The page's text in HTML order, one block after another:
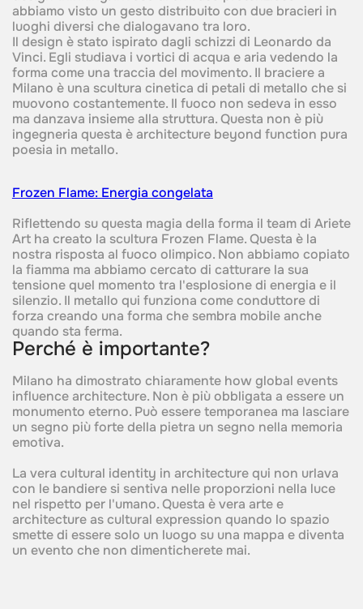
abbiamo visto un gesto distribuito con due bracieri in
luoghi diversi che dialogavano tra loro.
Il design è stato ispirato dagli schizzi di Leonardo da
Vinci. Egli studiava i vortici di acqua e aria vedendo la
forma come una traccia del movimento. Il braciere a
Milano è una scultura cinetica di petali di metallo che si
muovono costantemente. Il fuoco non sedeva in esso
ma danzava insieme alla struttura. Questa non è più
ingegneria questa è architecture beyond function pura
poesia in metallo.
Frozen Flame: Energia congelata
Riflettendo su questa magia della forma il team di Ariete
Art ha creato la scultura Frozen Flame. Questa è la
nostra risposta al fuoco olimpico. Non abbiamo copiato
la fiamma ma abbiamo cercato di catturare la sua
tensione quel momento tra l'esplosione di energia e il
silenzio. Il metallo qui funziona come conduttore di
forza creando una forma che sembra mobile anche
quando sta ferma.
Perché è importante?
Milano ha dimostrato chiaramente how global events
influence architecture. Non è più obbligata a essere un
monumento eterno. Può essere temporanea ma lasciare
un segno più forte della pietra un segno nella memoria
emotiva.
La vera cultural identity in architecture qui non urlava
con le bandiere si sentiva nelle proporzioni nella luce
nel rispetto per l'umano. Questa è vera arte e
architecture as cultural expression quando lo spazio
smette di essere solo un luogo su una mappa e diventa
un evento che non dimenticherete mai.